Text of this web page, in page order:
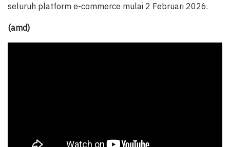
seluruh platform e-commerce mulai 2 Februari 2026.
(amd)